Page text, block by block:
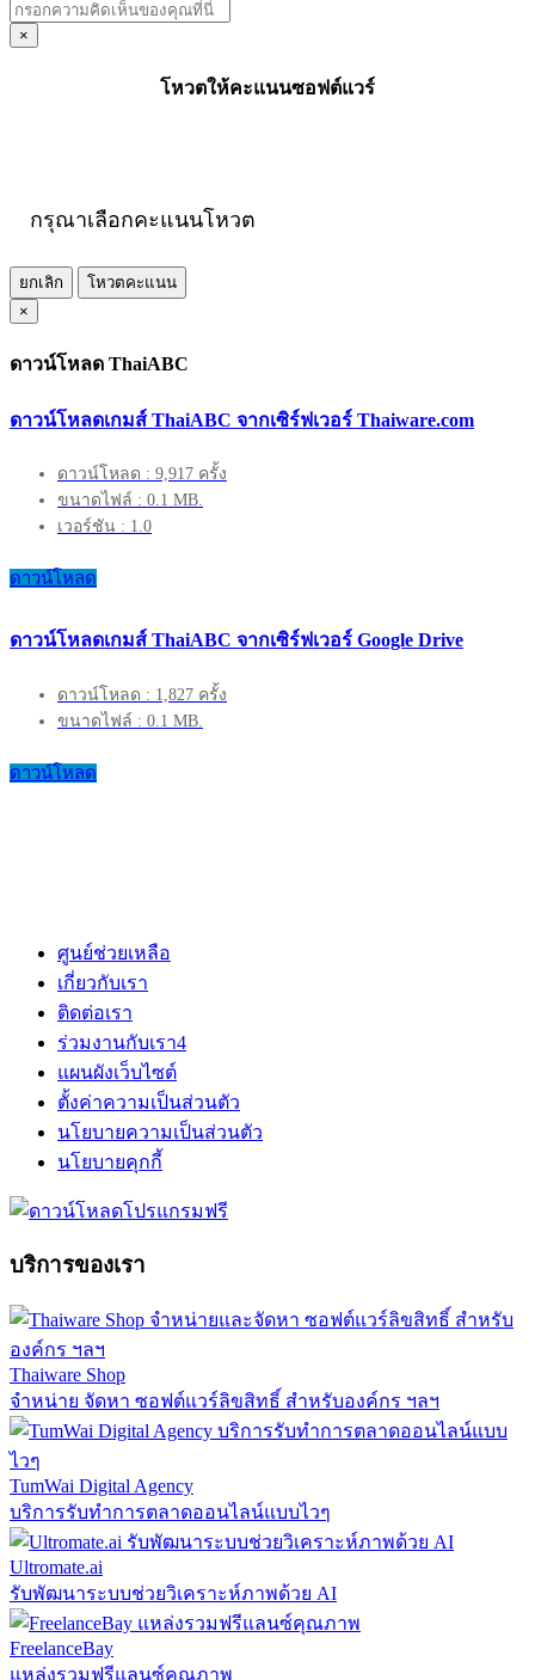
×
โหวตให้คะแนนซอฟต์แวร์
กรุณาเลือกคะแนนโหวต
ยกเลิก
โหวตคะแนน
×
ดาวน์โหลด ThaiABC
ดาวน์โหลดเกมส์ ThaiABC จากเซิร์ฟเวอร์ Thaiware.com
ดาวน์โหลด : 9,917 ครั้ง
ขนาดไฟล์ : 0.1 MB.
เวอร์ชัน : 1.0
ดาวน์โหลด
ดาวน์โหลดเกมส์ ThaiABC จากเซิร์ฟเวอร์ Google Drive
ดาวน์โหลด : 1,827 ครั้ง
ขนาดไฟล์ : 0.1 MB.
ดาวน์โหลด
ศูนย์ช่วยเหลือ
เกี่ยวกับเรา
ติดต่อเรา
ร่วมงานกับเรา4
แผนผังเว็บไซต์
ตั้งค่าความเป็นส่วนตัว
นโยบายความเป็นส่วนตัว
นโยบายคุกกี้
บริการของเรา
Thaiware Shop
จำหน่าย จัดหา ซอฟต์แวร์ลิขสิทธิ์ สำหรับองค์กร ฯลฯ
TumWai Digital Agency
บริการรับทำการตลาดออนไลน์แบบไวๆ
Ultromate.ai
รับพัฒนาระบบช่วยวิเคราะห์ภาพด้วย AI
FreelanceBay
แหล่งรวมฟรีแลนซ์คุณภาพ